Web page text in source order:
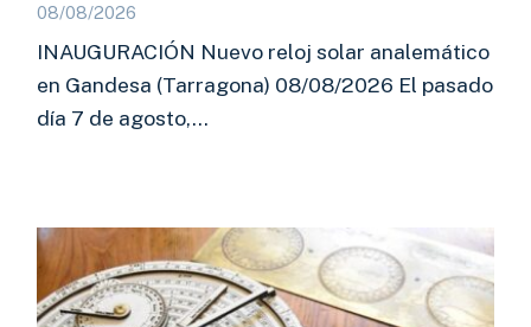
08/08/2026
INAUGURACIÓN Nuevo reloj solar analemático
en Gandesa (Tarragona) 08/08/2026 El pasado
día 7 de agosto,…